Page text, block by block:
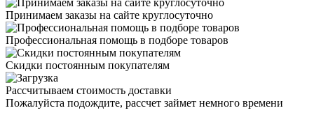
Принимаем заказы на сайте круглосуточно
Профессиональная помощь в подборе товаров
Скидки постоянным покупателям
Рассчитываем стоимость доставки
Пожалуйста подождите, рассчет займет немного времени